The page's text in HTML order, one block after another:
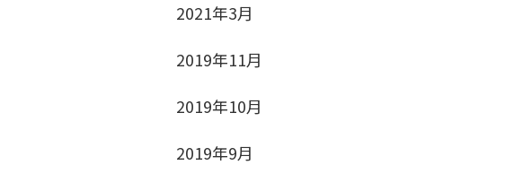
2021年3月
2019年11月
2019年10月
2019年9月